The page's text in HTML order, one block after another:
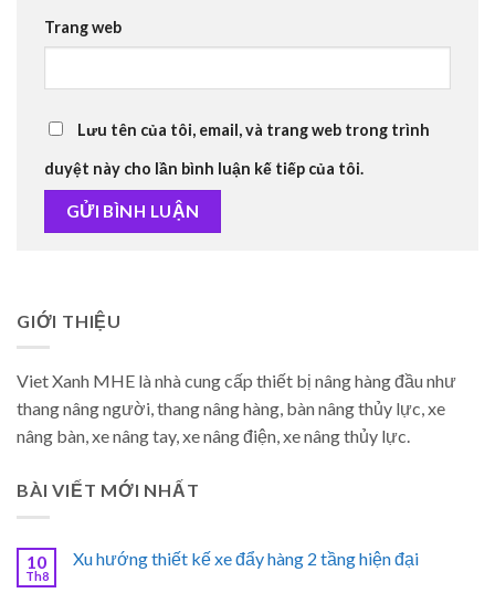
Trang web
Lưu tên của tôi, email, và trang web trong trình
duyệt này cho lần bình luận kế tiếp của tôi.
GIỚI THIỆU
Viet Xanh MHE là nhà cung cấp thiết bị nâng hàng đầu như
thang nâng người, thang nâng hàng, bàn nâng thủy lực, xe
nâng bàn, xe nâng tay, xe nâng điện, xe nâng thủy lực.
BÀI VIẾT MỚI NHẤT
10
Th8
Xu hướng thiết kế xe đẩy hàng 2 tầng hiện đại